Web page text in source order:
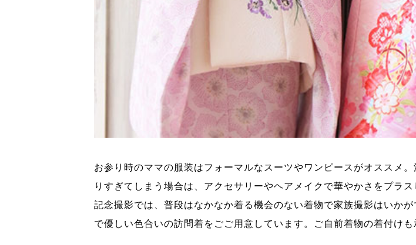
お参り時のママの服装はフォーマルなスーツやワンピースがオススメ
りすぎてしまう場合は、アクセサリーやヘアメイクで華やかさをプラス
記念撮影では、普段はなかなか着る機会のない着物で家族撮影はいか
で優しい色合いの訪問着をごご用意しています。ご自前着物の着付け